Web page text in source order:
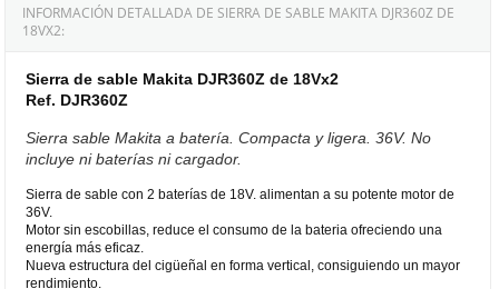
INFORMACIÓN DETALLADA DE SIERRA DE SABLE MAKITA DJR360Z DE
18VX2:
Sierra de sable Makita DJR360Z de 18Vx2
Ref. DJR360Z
Sierra sable Makita a batería. Compacta y ligera. 36V. No
incluye ni baterías ni cargador.
Sierra de sable con 2 baterías de 18V. alimentan a su potente motor de
36V.
Motor sin escobillas, reduce el consumo de la bateria ofreciendo una
energía más eficaz.
Nueva estructura del cigüeñal en forma vertical, consiguiendo un mayor
rendimiento.